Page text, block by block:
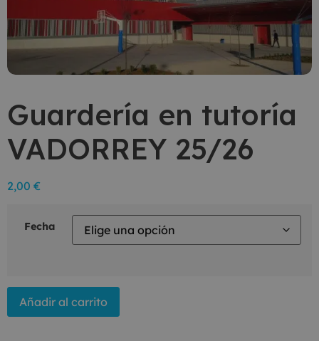
Guardería en tutoría
VADORREY 25/26
2,00 €
Fecha
Añadir al carrito